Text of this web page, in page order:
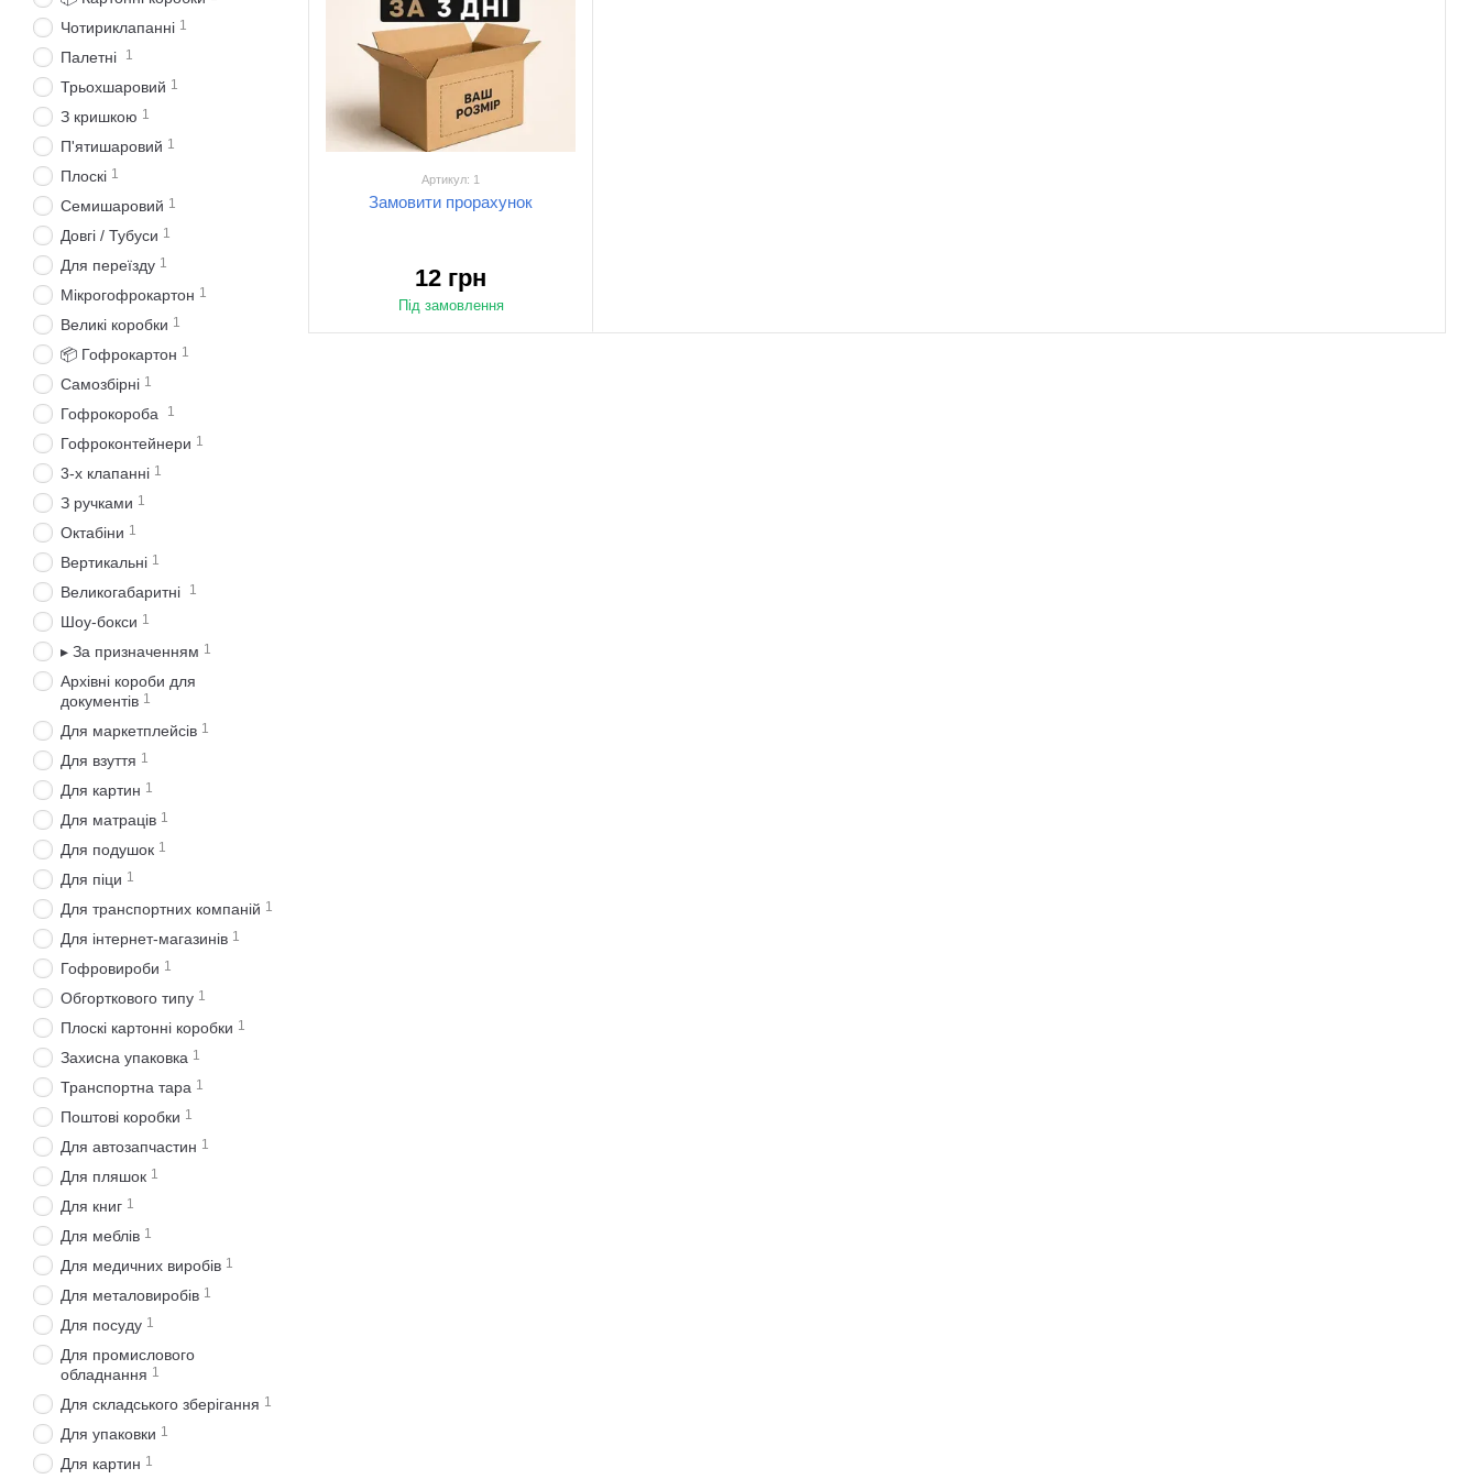
Артикул: 1
Замовити прорахунок
12 грн
Під замовлення
Чотириклапанні 1
Палетні 1
Трьохшаровий 1
З кришкою 1
П'ятишаровий 1
Плоскі 1
Семишаровий 1
Довгі / Тубуси 1
Для переїзду 1
Мікрогофрокартон 1
Великі коробки 1
📦 Гофрокартон 1
Самозбірні 1
Гофрокороба 1
Гофроконтейнери 1
3-х клапанні 1
З ручками 1
Октабіни 1
Вертикальні 1
Великогабаритні 1
Шоу-бокси 1
▸ За призначенням 1
Архівні короби для
документів 1
Для маркетплейсів 1
Для взуття 1
Для картин 1
Для матраців 1
Для подушок 1
Для піци 1
Для транспортних компаній 1
Для інтернет-магазинів 1
Гофровироби 1
Обгорткового типу 1
Плоскі картонні коробки 1
Захисна упаковка 1
Транспортна тара 1
Поштові коробки 1
Для автозапчастин 1
Для пляшок 1
Для книг 1
Для меблів 1
Для медичних виробів 1
Для металовиробів 1
Для посуду 1
Для промислового
обладнання 1
Для складського зберігання 1
Для упаковки 1
Для картин 1